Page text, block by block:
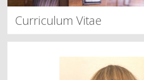
Curriculum Vitae